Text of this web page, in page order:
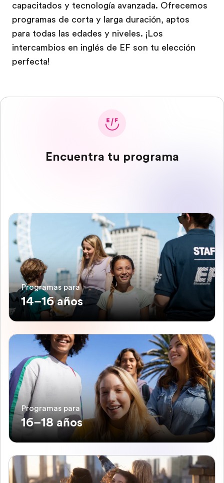
capacitados y tecnología avanzada. Ofrecemos
programas de corta y larga duración, aptos
para todas las edades y niveles. ¡Los
intercambios en inglés de EF son tu elección
perfecta!
Encuentra tu programa
Programas para
14–16 años
Programas para
16–18 años